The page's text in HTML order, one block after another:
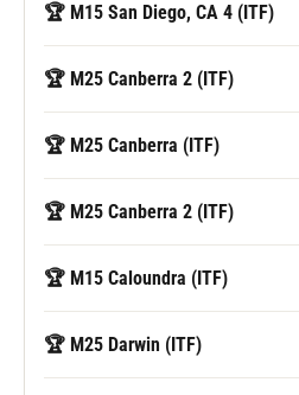
🏆 M15 San Diego, CA 4 (ITF)
🏆 M25 Canberra 2 (ITF)
🏆 M25 Canberra (ITF)
🏆 M25 Canberra 2 (ITF)
🏆 M15 Caloundra (ITF)
🏆 M25 Darwin (ITF)